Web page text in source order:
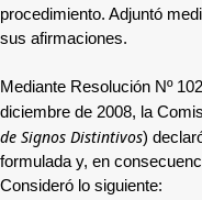
procedimiento. Adjuntó
sus afirmaciones.
Mediante Resolución Nº
diciembre de 2008, la
de Signos Distintivos)
formulada y, en
Consideró lo siguiente: